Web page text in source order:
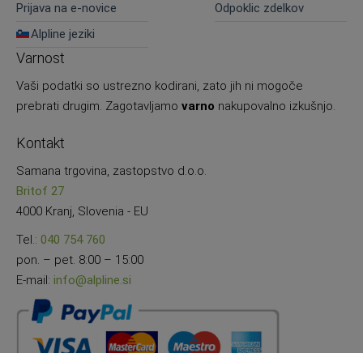
Prijava na e-novice
Odpoklic zdelkov
Alpline jeziki
Varnost
Vaši podatki so ustrezno kodirani, zato jih ni mogoče
prebrati drugim. Zagotavljamo varno nakupovalno izkušnjo.
Kontakt
Samana trgovina, zastopstvo d.o.o.
Britof 27
4000 Kranj, Slovenia - EU
Tel.: 040 754 760
pon. – pet. 8:00 – 15:00
E-mail: info@alpline.si